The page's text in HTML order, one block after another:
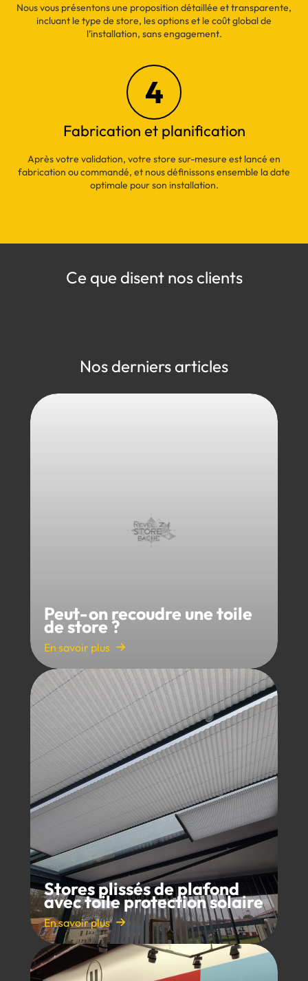
Nous vous présentons une proposition détaillée et transparente,
incluant le type de store, les options et le coût global de
l’installation, sans engagement.
4
Fabrication et planification
Après votre validation, votre store sur-mesure est lancé en
fabrication ou commandé, et nous définissons ensemble la date
optimale pour son installation.
Ce que disent nos clients
Nos derniers articles
Peut-on recoudre une toile
de store ?
En savoir plus
Stores plissés de plafond
avec toile protection solaire
En savoir plus